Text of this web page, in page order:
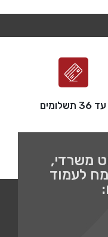
עד 36 תשלומים
משרדי,
לעמוד